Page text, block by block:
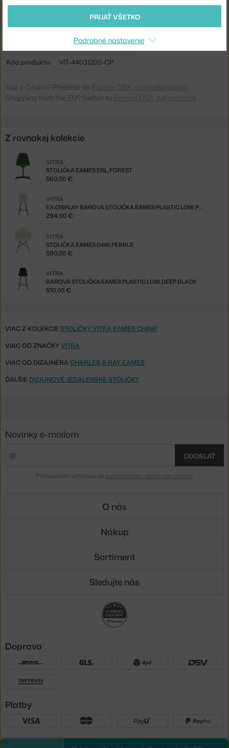
čalúnený, plast
Podnož:
kov
Kód produktu
VIT-44031200-CP
Jste z Česka? Přejděte na Eames DSX, celopolstrovaná
Shopping from the EU? Switch to Eames DSX, full-padded
Z rovnakej kolekcie
STOLIČKA EAMES DSL, FOREST
VITRA
560,00 €
EX-DISPLAY BAROVÁ STOLIČKA EAMES PLASTIC LOW, PEBBLE
VITRA
294,00 €
STOLIČKA EAMES DAW, PEBBLE
VITRA
590,00 €
BAROVÁ STOLIČKA EAMES PLASTIC LOW, DEEP BLACK
VITRA
510,00 €
VIAC Z KOLEKCIE STOLIČKY VITRA EAMES CHAIR
VIAC OD ZNAČKYVITRA
VIAC OD DIZAJNÉRA CHARLES A RAY EAMES
ĎALŠIE DIZAJNOVÉ JEDÁLENSKÉ STOLIČKY
PRIJAŤ VŠETKO
Podrobné nastavenie
Novinky e-mailom
ODOSLAŤ
Prihlásením súhlasíte so spracovaním osobných údajov.
O nás
Nákup
Sortiment
Sledujte nás
Doprava
Platby
Sme tu pre vás